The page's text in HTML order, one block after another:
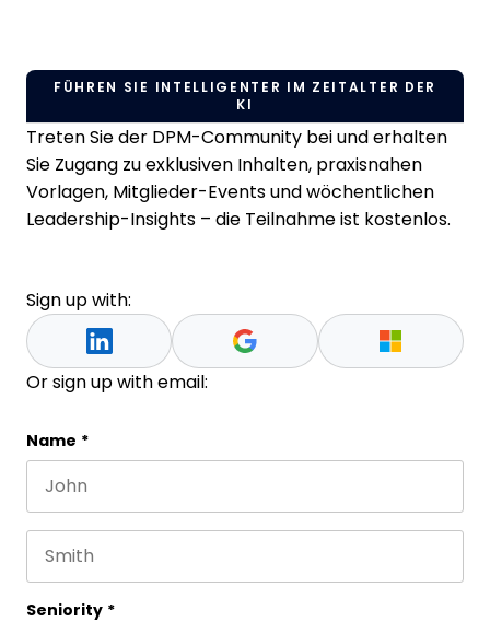
FÜHREN SIE INTELLIGENTER IM ZEITALTER DER
KI
Treten Sie der DPM-Community bei und erhalten
Sie Zugang zu exklusiven Inhalten, praxisnahen
Vorlagen, Mitglieder-Events und wöchentlichen
Leadership-Insights – die Teilnahme ist kostenlos.
Sign up with:
Or sign up with email:
Phone
This field is for validation purposes and should be
Name *
Seniority *